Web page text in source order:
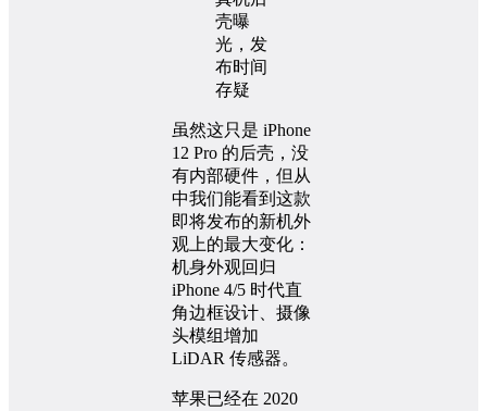
虽然这只是 iPhone
12 Pro 的后壳，没
有内部硬件，但从
中我们能看到这款
即将发布的新机外
观上的最大变化：
机身外观回归
iPhone 4/5 时代直
角边框设计、摄像
头模组增加
LiDAR 传感器。
苹果已经在 2020